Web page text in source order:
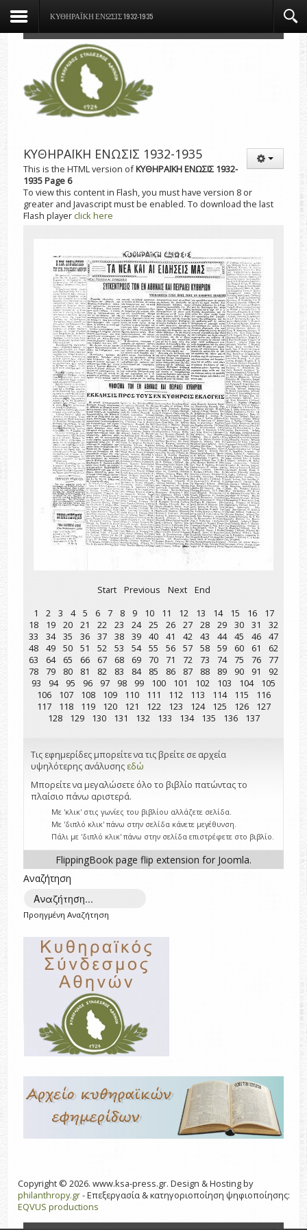
ΚΥΘΗΡΑΪΚΗ ΕΝΩΣΙΣ 1932-1935
ΚΥΘΗΡΑΪΚΗ ΕΝΩΣΙΣ 1932-1935
This is the HTML version ofΚΥΘΗΡΑΪΚΗ ΕΝΩΣΙΣ 1932-
1935 Page 6
To view this content in Flash, you must have version 8 or
greater and Javascript must be enabled. To download the last
Flash player click here
Start Previous Next
End
1
2 3 4 5 6 7 8 9 10 11 12 13 14 15 16
17
18
19 20 21 22 23 24 25 26 27 28 29 30 31
32
33
34 35 36 37 38 39 40 41 42 43 44 45 46
47
48
49 50 51 52 53 54 55 56 57 58 59 60 61
62
63
64 65 66 67 68 69 70 71 72 73 74 75 76
77
78
79 80 81 82 83 84 85 86 87 88 89 90 91
92
93
94 95 96 97 98 99 100 101 102 103 104
105
106
107 108 109 110 111 112 113 114 115
116
117
118 119 120 121 122 123 124 125 126
127
128
129 130 131 132 133 134 135 136 137
Τις εφημερίδες μπορείτε να τις βρείτε σε αρχεία
υψηλότερης ανάλυσης εδώ
Μπορείτε να μεγαλώσετε όλο το βιβλίο πατώντας το
πλαίσιο πάνω αριστερά.
Με 'κλικ' στις γωνίες του βιβλίου αλλάζετε σελίδα.
Με 'διπλό κλικ' πάνω στην σελίδα κάνετε μεγέθυνση.
Πάλι με 'διπλό κλικ' πάνω στην σελίδα επιστρέφετε στο βιβλίο.
FlippingBook page flip extension for Joomla.
Αναζήτηση
Προηγμένη Αναζήτηση
Copyright © 2026. www.ksa-press.gr. Design & Hosting by
philanthropy.gr- Επεξεργασία & κατηγοριοποίηση ψηφιοποίησης:
EQVUS productions